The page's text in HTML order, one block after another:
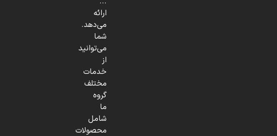
ارائه
می‌دهد.
شما
می‌توانید
از
خدمات
مختلف
گروه
ما
شامل
محصولات